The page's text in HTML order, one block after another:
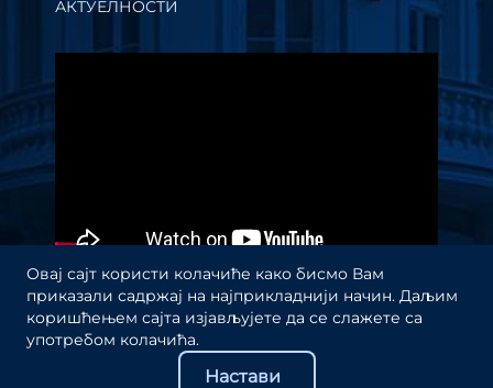
АКТУЕЛНОСТИ
видео
Овај сајт користи колачиће како бисмо Вам
приказали садржај на најприкладнији начин. Даљим
коришћењем сајта изјављујете да се слажете са
употребом колачића.
Настави